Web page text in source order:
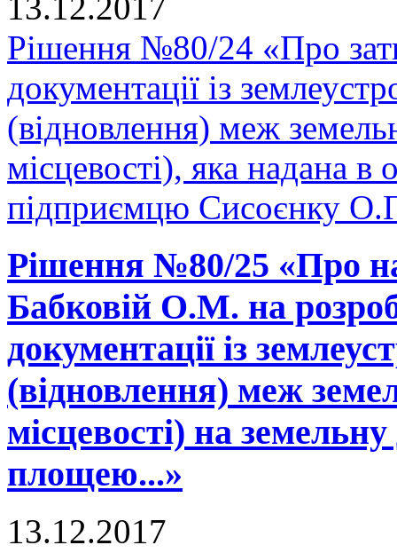
13.12.2017
Рішення №80/24 «Про
документації із
(відновлення) меж
місцевості), яка надана в
підприємцю Сисоєнку
Рішення №80/25 «Про
Бабковій О.М. на
документації із
(відновлення) меж
місцевості) на
площею...»
13.12.2017